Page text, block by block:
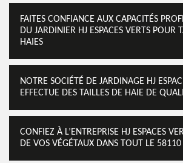
FAITES CONFIANCE AUX CAPACITÉS
DU JARDINIER HJ ESPACES VERTS POUR
HAIES
NOTRE SOCIÉTÉ DE JARDINAGE HJ
EFFECTUE DES TAILLES DE HAIE DE
CONFIEZ À L’ENTREPRISE HJ ESPACES
DE VOS VÉGÉTAUX DANS TOUT LE 58110